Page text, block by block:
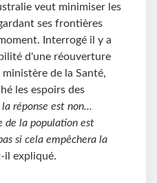
veut minimiser les
ses frontières
Interrogé il y a
d'une réouverture
de la Santé,
les espoirs des
la réponse est non...
de la population est
si cela empêchera la
il expliqué.